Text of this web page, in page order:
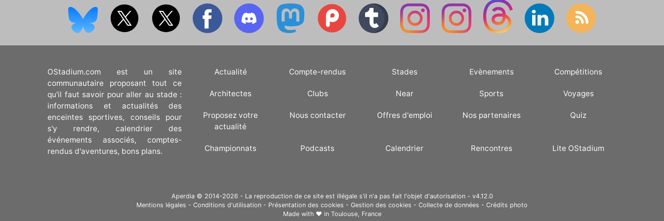
OStadium.com est un site
communautaire proposant tout ce
qu'il faut savoir pour aller au stade :
informations et actualités des
enceintes sportives, conseils pour
s'y rendre, calendrier des
événements associés, comptes-
rendus d'aventures, bons plans.
Actualité Compte-rendus Stades Evènements Compétitions
Architectes Clubs Near Sports Voyages
Proposez votre
actualité
Nous contacter Offres d'emploi Nos partenaires Quiz
Championnats Podcasts Calendrier Rencontres Lite OStadium
Aperdia © 2014-2026 - La reproduction de ce site est illégale s'il n'a pas fait l'objet d'autorisation - v4.12.0
Mentions légales - Conditions d'utilisation - Présentation des cookies - Gestion des cookies - Collecte de données - Crédits photo
Made with ❤ in Toulouse, France